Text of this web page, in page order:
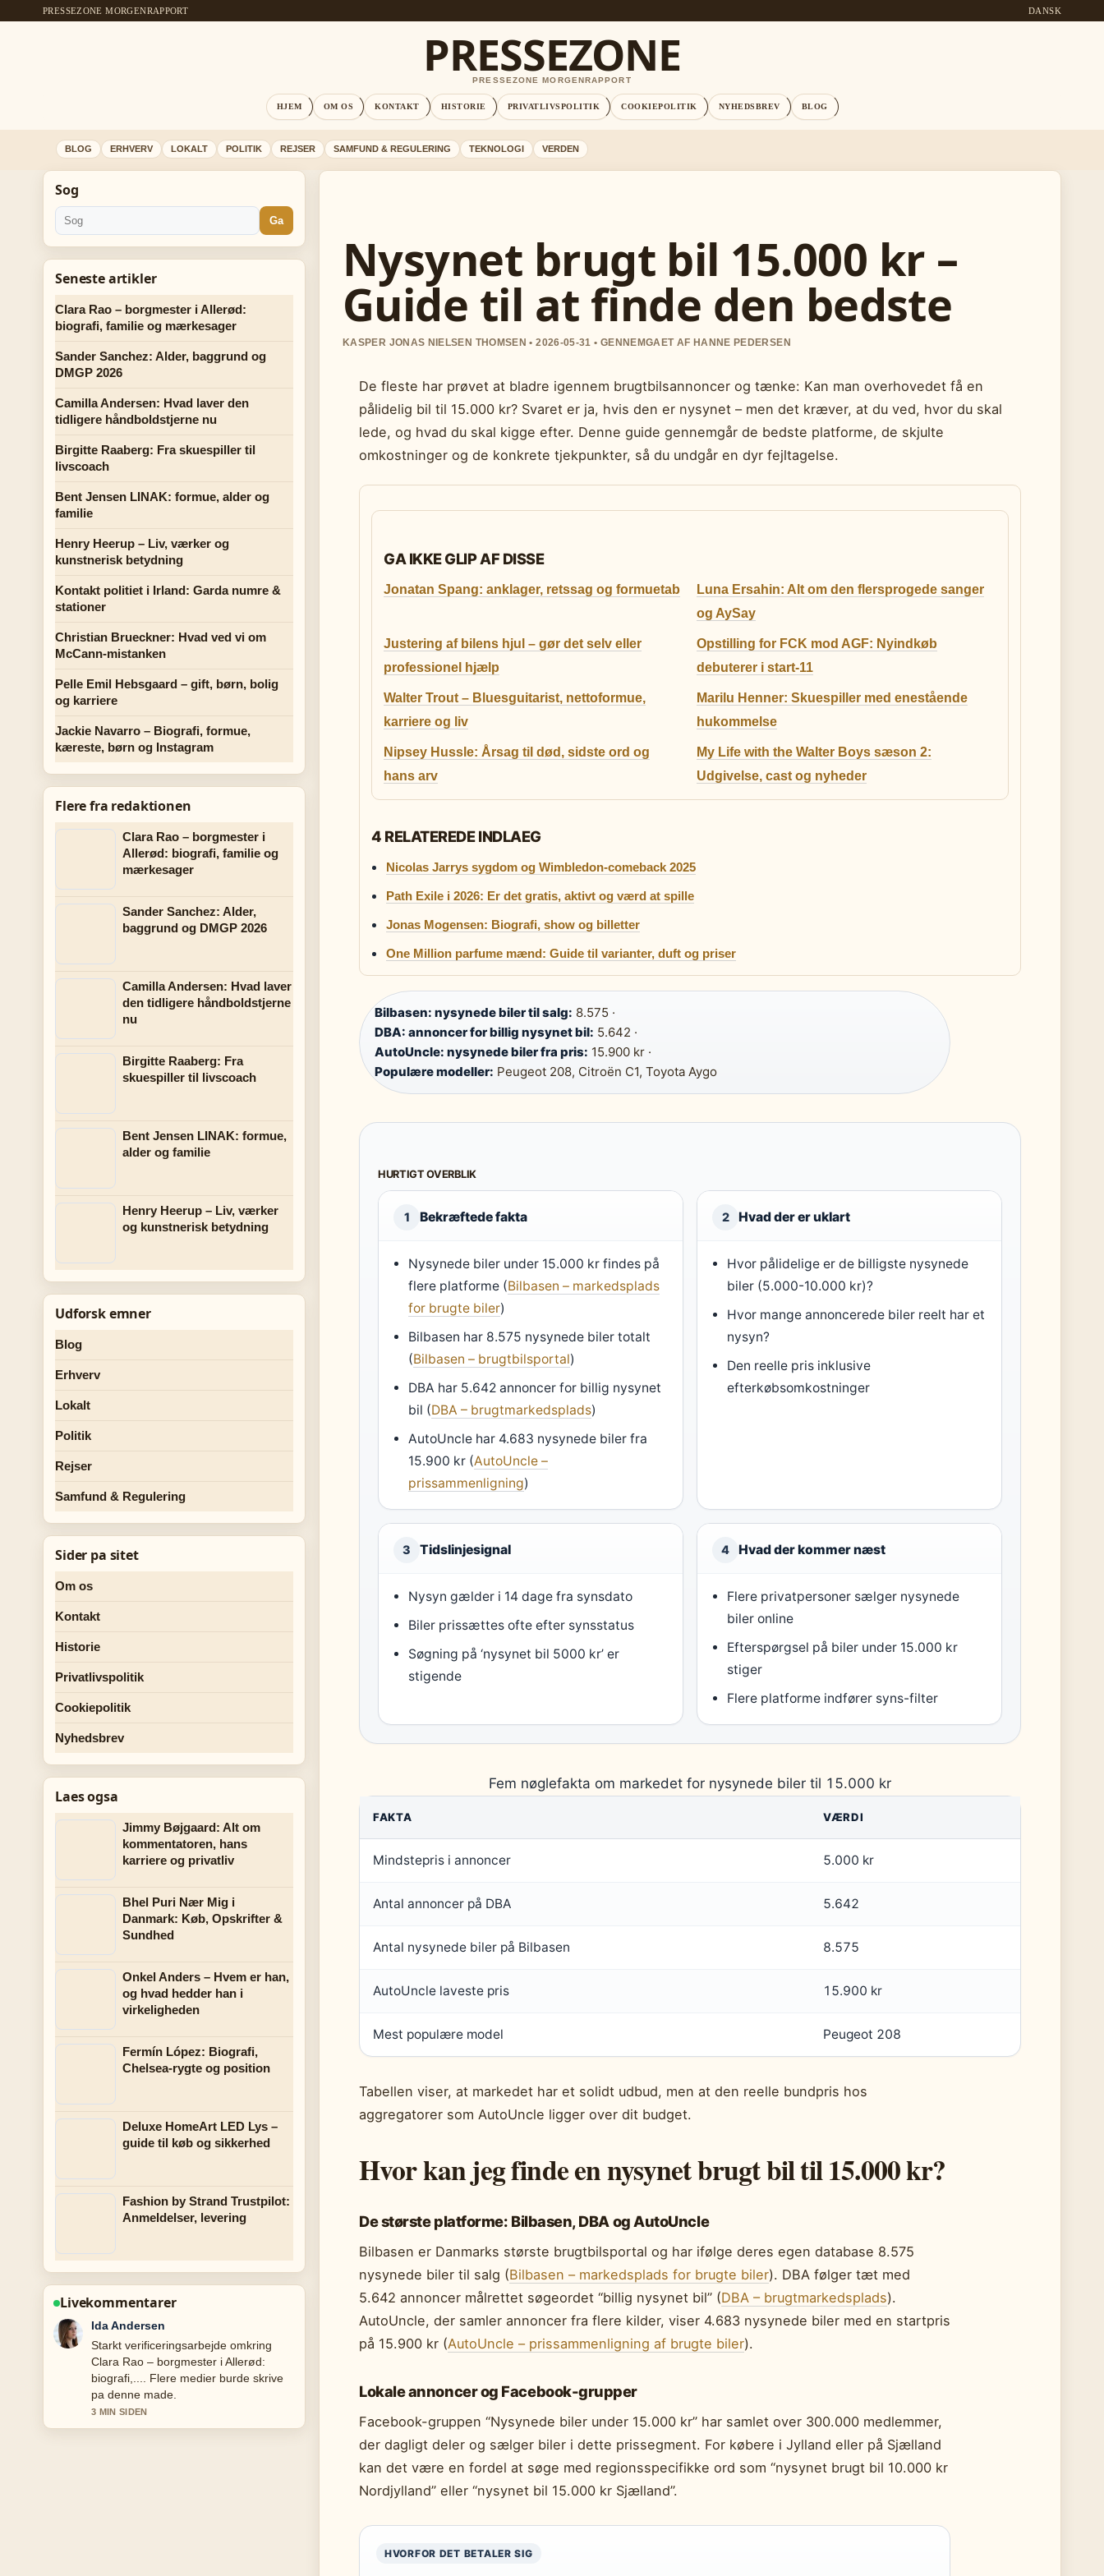
PRESSEZONE MORGENRAPPORT DANSK
PRESSEZONE
PRESSEZONE MORGENRAPPORT
HJEM OM OS KONTAKT HISTORIE PRIVATLIVSPOLITIK COOKIEPOLITIK NYHEDSBREV BLOG
BLOG ERHVERV LOKALT POLITIK REJSER SAMFUND & REGULERING TEKNOLOGI VERDEN
Nysynet brugt bil 15.000 kr –
Guide til at finde den bedste
KASPER JONAS NIELSEN THOMSEN • 2026-05-31 • GENNEMGAET AF HANNE PEDERSEN
De fleste har prøvet at bladre igennem brugtbilsannoncer og tænke: Kan man overhovedet få en
pålidelig bil til 15.000 kr? Svaret er ja, hvis den er nysynet – men det kræver, at du ved, hvor du skal
lede, og hvad du skal kigge efter. Denne guide gennemgår de bedste platforme, de skjulte
omkostninger og de konkrete tjekpunkter, så du undgår en dyr fejltagelse.
GA IKKE GLIP AF DISSE
Jonatan Spang: anklager, retssag og formuetab
Luna Ersahin: Alt om den flersprogede sanger
og AySay
Justering af bilens hjul – gør det selv eller
professionel hjælp
Opstilling for FCK mod AGF: Nyindkøb
debuterer i start-11
Walter Trout – Bluesguitarist, nettoformue,
karriere og liv
Marilu Henner: Skuespiller med enestående
hukommelse
Nipsey Hussle: Årsag til død, sidste ord og
hans arv
My Life with the Walter Boys sæson 2:
Udgivelse, cast og nyheder
4 RELATEREDE INDLAEG
Nicolas Jarrys sygdom og Wimbledon-comeback 2025
Path Exile i 2026: Er det gratis, aktivt og værd at spille
Jonas Mogensen: Biografi, show og billetter
One Million parfume mænd: Guide til varianter, duft og priser
Bilbasen: nysynede biler til salg: 8.575 ·
DBA: annoncer for billig nysynet bil: 5.642 ·
AutoUncle: nysynede biler fra pris: 15.900 kr ·
Populære modeller: Peugeot 208, Citroën C1, Toyota Aygo
HURTIGT OVERBLIK
1 Bekræftede fakta
Nysynede biler under 15.000 kr findes på
flere platforme (Bilbasen – markedsplads
for brugte biler)
Bilbasen har 8.575 nysynede biler totalt
(Bilbasen – brugtbilsportal)
DBA har 5.642 annoncer for billig nysynet
bil (DBA – brugtmarkedsplads)
AutoUncle har 4.683 nysynede biler fra
15.900 kr (AutoUncle –
prissammenligning)
2 Hvad der er uklart
Hvor pålidelige er de billigste nysynede
biler (5.000-10.000 kr)?
Hvor mange annoncerede biler reelt har et
nysyn?
Den reelle pris inklusive
efterkøbsomkostninger
3 Tidslinjesignal
Nysyn gælder i 14 dage fra synsdato
Biler prissættes ofte efter synsstatus
Søgning på ‘nysynet bil 5000 kr’ er
stigende
4 Hvad der kommer næst
Flere privatpersoner sælger nysynede
biler online
Efterspørgsel på biler under 15.000 kr
stiger
Flere platforme indfører syns-filter
Fem nøglefakta om markedet for nysynede biler til 15.000 kr
FAKTA VÆRDI
Mindstepris i annoncer 5.000 kr
Antal annoncer på DBA 5.642
Antal nysynede biler på Bilbasen 8.575
AutoUncle laveste pris 15.900 kr
Mest populære model Peugeot 208
Tabellen viser, at markedet har et solidt udbud, men at den reelle bundpris hos
aggregatorer som AutoUncle ligger over dit budget.
Hvor kan jeg finde en nysynet brugt bil til 15.000 kr?
De største platforme: Bilbasen, DBA og AutoUncle
Bilbasen er Danmarks største brugtbilsportal og har ifølge deres egen database 8.575
nysynede biler til salg (Bilbasen – markedsplads for brugte biler). DBA følger tæt med
5.642 annoncer målrettet søgeordet “billig nysynet bil” (DBA – brugtmarkedsplads).
AutoUncle, der samler annoncer fra flere kilder, viser 4.683 nysynede biler med en startpris
på 15.900 kr (AutoUncle – prissammenligning af brugte biler).
Lokale annoncer og Facebook-grupper
Facebook-gruppen “Nysynede biler under 15.000 kr” har samlet over 300.000 medlemmer,
der dagligt deler og sælger biler i dette prissegment. For købere i Jylland eller på Sjælland
kan det være en fordel at søge med regionsspecifikke ord som “nysynet brugt bil 10.000 kr
Nordjylland” eller “nysynet bil 15.000 kr Sjælland”.
HVORFOR DET BETALER SIG
Sog
Ga
Seneste artikler
Clara Rao – borgmester i Allerød:
biografi, familie og mærkesager
Sander Sanchez: Alder, baggrund og
DMGP 2026
Camilla Andersen: Hvad laver den
tidligere håndboldstjerne nu
Birgitte Raaberg: Fra skuespiller til
livscoach
Bent Jensen LINAK: formue, alder og
familie
Henry Heerup – Liv, værker og
kunstnerisk betydning
Kontakt politiet i Irland: Garda numre &
stationer
Christian Brueckner: Hvad ved vi om
McCann-mistanken
Pelle Emil Hebsgaard – gift, børn, bolig
og karriere
Jackie Navarro – Biografi, formue,
kæreste, børn og Instagram
Flere fra redaktionen
Clara Rao – borgmester i
Allerød: biografi, familie og
mærkesager
Sander Sanchez: Alder,
baggrund og DMGP 2026
Camilla Andersen: Hvad laver
den tidligere håndboldstjerne
nu
Birgitte Raaberg: Fra
skuespiller til livscoach
Bent Jensen LINAK: formue,
alder og familie
Henry Heerup – Liv, værker
og kunstnerisk betydning
Udforsk emner
Blog
Erhverv
Lokalt
Politik
Rejser
Samfund & Regulering
Sider pa sitet
Om os
Kontakt
Historie
Privatlivspolitik
Cookiepolitik
Nyhedsbrev
Laes ogsa
Jimmy Bøjgaard: Alt om
kommentatoren, hans
karriere og privatliv
Bhel Puri Nær Mig i
Danmark: Køb, Opskrifter &
Sundhed
Onkel Anders – Hvem er han,
og hvad hedder han i
virkeligheden
Fermín López: Biografi,
Chelsea-rygte og position
Deluxe HomeArt LED Lys –
guide til køb og sikkerhed
Fashion by Strand Trustpilot:
Anmeldelser, levering
Livekommentarer
Emil Knudsen
Stark gennemgang af Sander
Sanchez: Alder, baggrund og DMGP
2026. Det er den klareste
opsummering jeg har set i dag.
5 MIN SIDEN